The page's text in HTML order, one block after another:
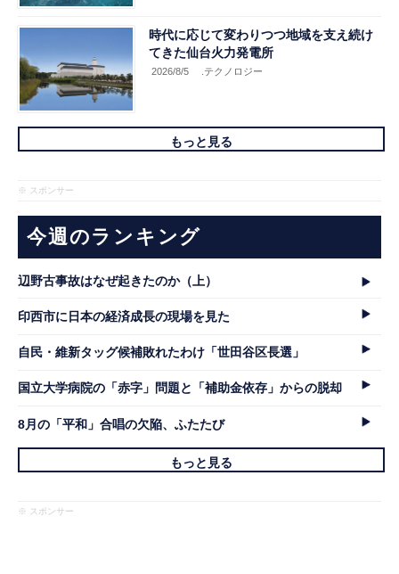
時代に応じて変わりつつ地域を支え続け
てきた仙台火力発電所
2026/8/5 .テクノロジー
もっと見る
※ スポンサー
今週のランキング
辺野古事故はなぜ起きたのか（上）
印西市に日本の経済成長の現場を見た
自民・維新タッグ候補敗れたわけ「世田谷区長選」
国立大学病院の「赤字」問題と「補助金依存」からの脱却
8月の「平和」合唱の欠陥、ふたたび
もっと見る
※ スポンサー